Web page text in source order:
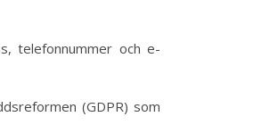
telefonnummer och e-
(GDPR) som